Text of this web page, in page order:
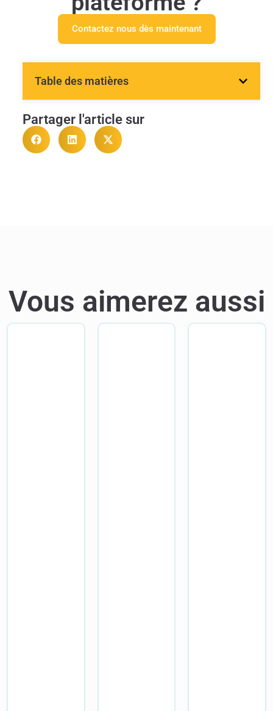
Contactez nous dès maintenant
Table des matières
Partager l'article sur
Vous aimerez aussi